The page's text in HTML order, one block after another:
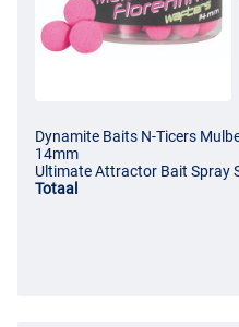
Dynamite Baits N-Ticers
14mm
Ultimate Attractor Bait Spray
Totaal